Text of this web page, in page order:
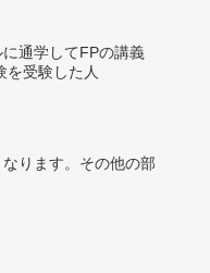
通学してFPの講義
を受験した人
ります。その他の部